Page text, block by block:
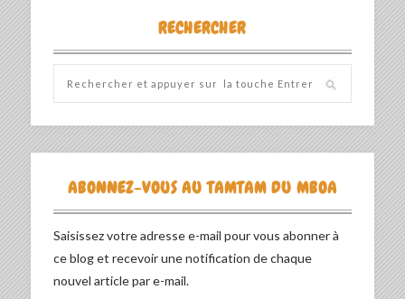
RECHERCHER
ABONNEZ-VOUS AU TAMTAM DU MBOA
Saisissez votre adresse e-mail pour vous abonner à
ce blog et recevoir une notification de chaque
nouvel article par e-mail.